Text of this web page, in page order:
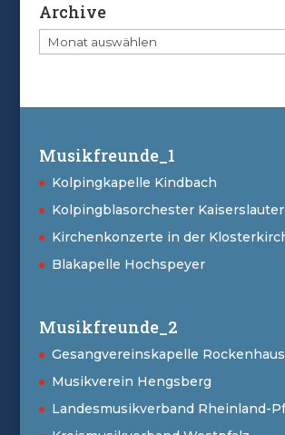
Archive
Archive
Musikfreunde_1
Kolpingkapelle Kindbach
Kolpingblasorchester
Kirchenkonzerte in der
Blakapelle Hochspeyer
Musikfreunde_2
Gesangvereinskapelle
Musikverein Hengsberg
Landesmusikverband Rheinland-